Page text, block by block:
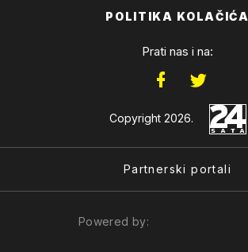
POLITIKA KOLAČIĆA
Prati nas i na:
Copyright 2026.
Partnerski portali
Powered by: